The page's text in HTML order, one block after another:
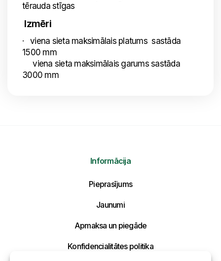
tērauda stīgas
Izmēri
· viena sieta maksimālais platums sastāda
1500 mm
viena sieta maksimālais garums sastāda
3000 mm
Informācija
Pieprasījums
Jaunumi
Apmaksa un piegāde
Konfidencialitātes politika